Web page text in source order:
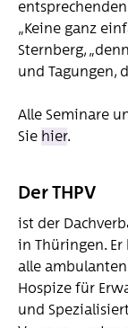
„Keine ganz
Sternberg,
und Tagungen,
Alle Seminare
Sie hier.
Der THPV
ist der
in Thüringen.
alle
Hospize für
und